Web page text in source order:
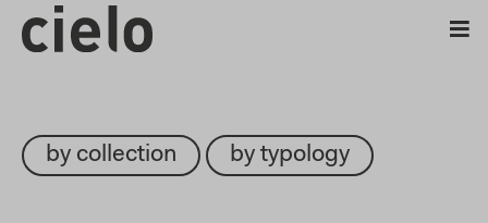
by collection by typology